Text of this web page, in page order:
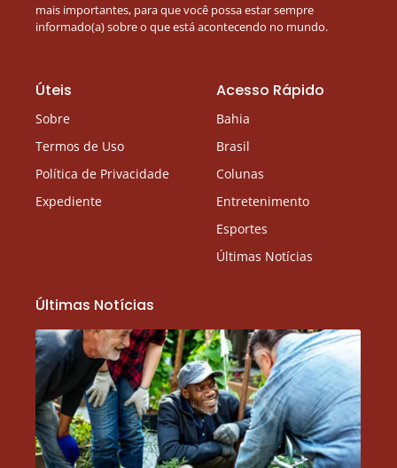
mais importantes, para que você possa estar sempre
informado(a) sobre o que está acontecendo no mundo.
Úteis
Sobre
Termos de Uso
Política de Privacidade
Expediente
Acesso Rápido
Bahia
Brasil
Colunas
Entretenimento
Esportes
Últimas Notícias
Últimas Notícias